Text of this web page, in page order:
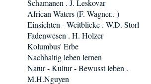
Schamanen . J. Leskovar
African Waters (F. Wagner.. )
Einsichten - Weitblicke . W.D. Storl
Fadenwesen . H. Holzer
Kolumbus' Erbe
Nachhaltig leben lernen
Natur - Kultur - Bewusst leben .
M.H.Nguyen